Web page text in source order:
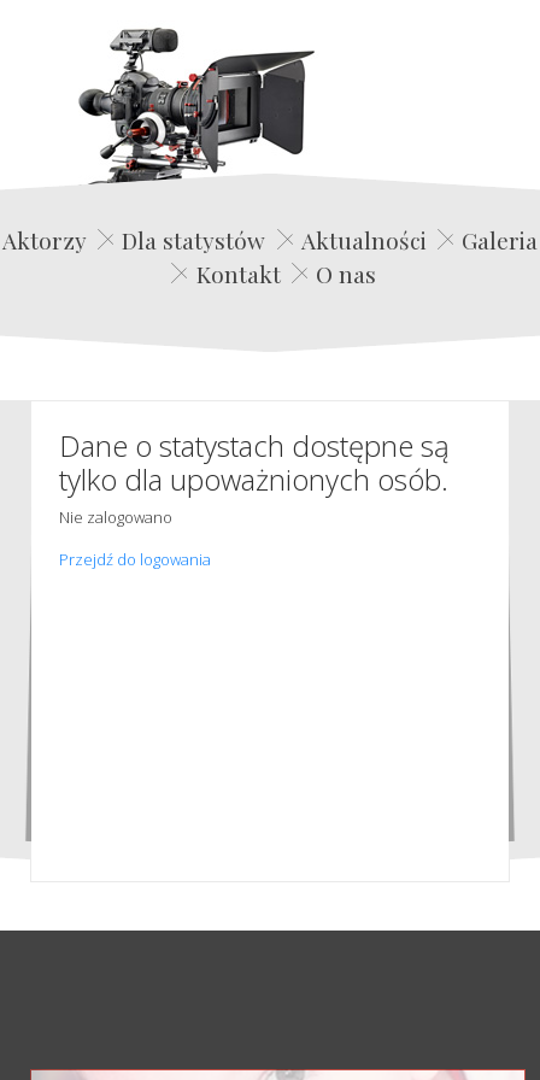
Edwin Film Agencja Aktorska
Aktorzy Dla statystów Aktualności
Galeria
Kontakt
O nas
Dane o statystach dostępne są
tylko dla upoważnionych osób.
Nie zalogowano
Przejdź do logowania